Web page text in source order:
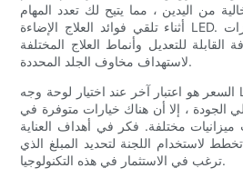
من اليدين ، مما يتيح لك تعدد المهام
أثناء تلقي فوائد العلاج الإضاءة LED. قد توفر الألواح الأخرى ميزات
القابلة للتعديل وأنماط العلاج المختلفة
لاستهداف مخاوف الجلد المحددة.
السعر هو اعتبار آخر عند اختيار لوحة وجه LED. على الرغم من أنه من
الجودة ، إلا أن هناك خيارات متوفرة في
مختلفة. فكر في أهداف العناية
لاستخدام اللجنة لتحديد المبلغ الذي
ترغب في الاستثمار في هذه التكنولوجيا.